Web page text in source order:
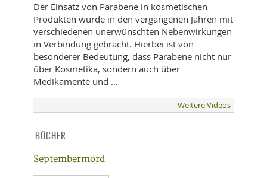
Der Einsatz von Parabene in kosmetischen
Produkten wurde in den vergangenen Jahren mit
verschiedenen unerwünschten Nebenwirkungen
in Verbindung gebracht. Hierbei ist von
besonderer Bedeutung, dass Parabene nicht nur
über Kosmetika, sondern auch über
Medikamente und …
Weitere Videos
BÜCHER
Septembermord